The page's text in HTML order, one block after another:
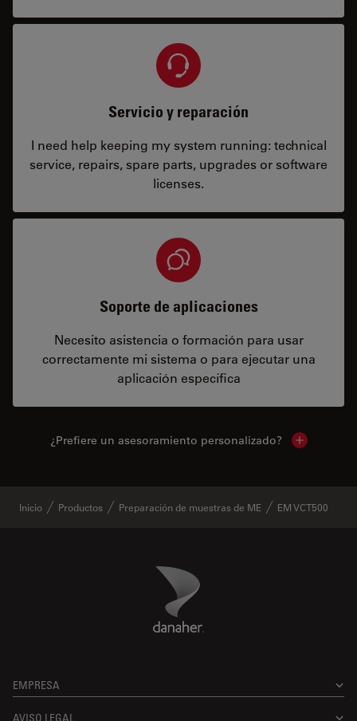
Servicio y reparación
I need help keeping my system running: technical
service, repairs, spare parts, upgrades or software
licenses.
Soporte de aplicaciones
Necesito asistencia o formación para usar
correctamente mi sistema o para ejecutar una
aplicación específica
¿Prefiere un asesoramiento personalizado? Show local
Inicio Productos Preparación de muestras de ME EM VCT500
Danaher Logo
EMPRESA
AVISO LEGAL